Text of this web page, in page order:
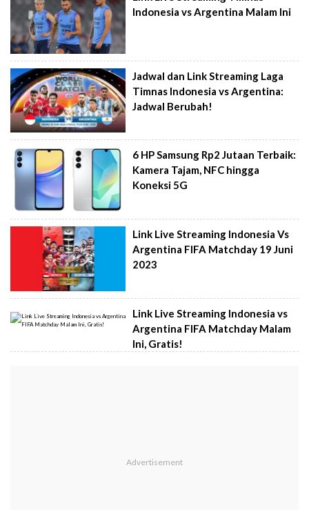
Indonesia vs Argentina Malam Ini
Jadwal dan Link Streaming Laga
Timnas Indonesia vs Argentina:
Jadwal Berubah!
6 HP Samsung Rp2 Jutaan Terbaik:
Kamera Tajam, NFC hingga
Koneksi 5G
Link Live Streaming Indonesia Vs
Argentina FIFA Matchday 19 Juni
2023
Link Live Streaming Indonesia vs
Argentina FIFA Matchday Malam
Ini, Gratis!